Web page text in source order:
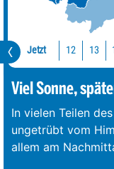
Jetzt 12 13
Viel Sonne,
In vielen Teilen
ungetrübt vom
allem am